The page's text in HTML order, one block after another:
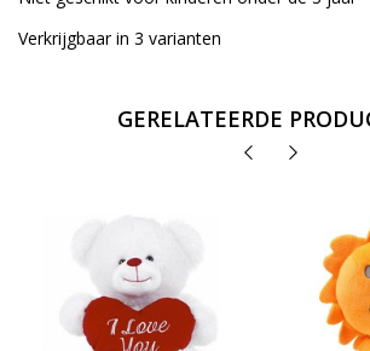
Verkrijgbaar in 3 varianten
GERELATEERDE